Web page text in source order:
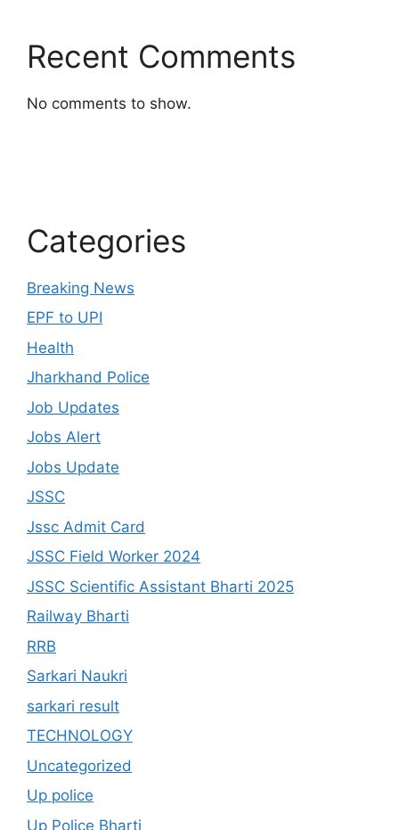
Recent Comments
No comments to show.
Categories
Breaking News
EPF to UPI
Health
Jharkhand Police
Job Updates
Jobs Alert
Jobs Update
JSSC
Jssc Admit Card
JSSC Field Worker 2024
JSSC Scientific Assistant Bharti 2025
Railway Bharti
RRB
Sarkari Naukri
sarkari result
TECHNOLOGY
Uncategorized
Up police
Up Police Bharti